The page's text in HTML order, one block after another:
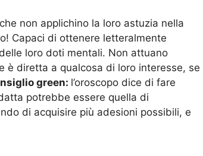
non applichino la loro astuzia nella
Capaci di ottenere letteralmente
loro doti mentali. Non attuano
è diretta a qualcosa di loro interesse, se
green: l’oroscopo dice di fare
potrebbe essere quella di
di acquisire più adesioni possibili, e